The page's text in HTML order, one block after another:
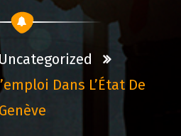
Uncategorized
Dans L’État De
Genève